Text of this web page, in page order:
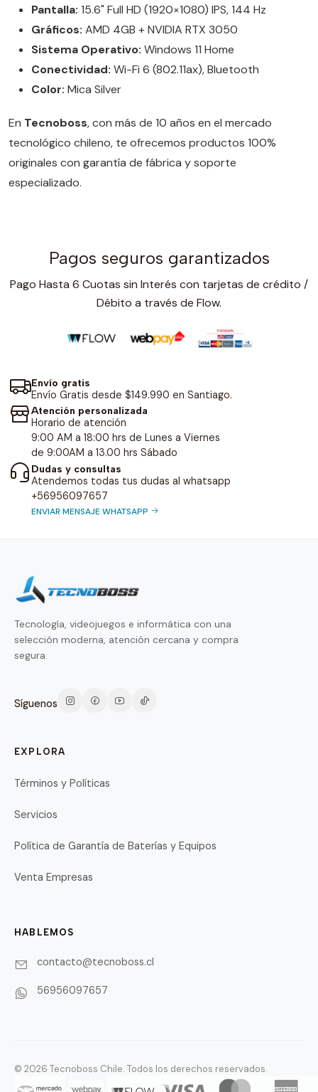
Pantalla: 15.6" Full HD (1920×1080) IPS, 144 Hz
Gráficos: AMD 4GB + NVIDIA RTX 3050
Sistema Operativo: Windows 11 Home
Conectividad: Wi-Fi 6 (802.11ax), Bluetooth
Color: Mica Silver
En Tecnoboss, con más de 10 años en el mercado
tecnológico chileno, te ofrecemos productos 100%
originales con garantía de fábrica y soporte
especializado.
Pagos seguros garantizados
Pago Hasta 6 Cuotas sin Interés con tarjetas de crédito /
Débito a través de Flow.
Envío gratis
Envío Gratis desde $149.990 en Santiago.
Atención personalizada
Horario de atención
9:00 AM a 18:00 hrs de Lunes a Viernes
de 9:00AM a 13.00 hrs Sábado
Dudas y consultas
Atendemos todas tus dudas al whatsapp
+56956097657
ENVIAR MENSAJE WHATSAPP
Tecnología, videojuegos e informática con una
selección moderna, atención cercana y compra
segura.
Síguenos
EXPLORA
Términos y Políticas
Servicios
Política de Garantía de Baterías y Equipos
Venta Empresas
HABLEMOS
contacto@tecnoboss.cl
56956097657
© 2026 Tecnoboss Chile. Todos los derechos reservados.